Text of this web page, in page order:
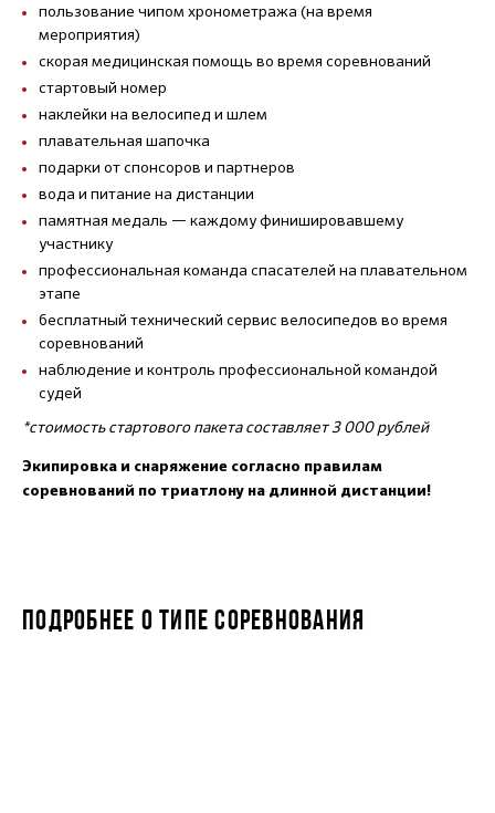
пользование чипом хронометража (на время
мероприятия)
скорая медицинская помощь во время соревнований
стартовый номер
наклейки на велосипед и шлем
плавательная шапочка
подарки от спонсоров и партнеров
вода и питание на дистанции
памятная медаль — каждому финишировавшему
участнику
профессиональная команда спасателей на плавательном
этапе
бесплатный технический сервис велосипедов во время
соревнований
наблюдение и контроль профессиональной командой
судей
*стоимость стартового пакета составляет 3 000 рублей
Экипировка и снаряжение согласно правилам
соревнований по триатлону на длинной дистанции!
ПОДРОБНЕЕ О ТИПЕ СОРЕВНОВАНИЯ